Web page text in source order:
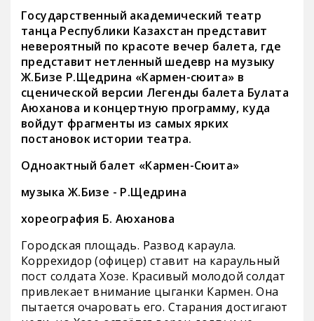
Государственный академический театр
танца Республики Казахстан представит
невероятный по красоте вечер балета, где
представит нетленный шедевр на музыку
Ж.Бизе Р.Щедрина «Кармен-сюита» в
сценической версии Легенды балета Булата
Аюханова и концертную программу, куда
войдут фрагменты из самых ярких
постановок истории театра.
Одноактный балет «Кармен-Сюита»
музыка Ж.Бизе - Р.Щедрина
хореография Б. Аюханова
Городская площадь. Развод караула.
Коррехидор (офицер) ставит на караульный
пост солдата Хозе. Красивый молодой солдат
привлекает внимание цыганки Кармен. Она
пытается очаровать его. Старания достигают